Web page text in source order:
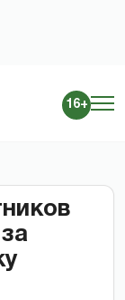
16+